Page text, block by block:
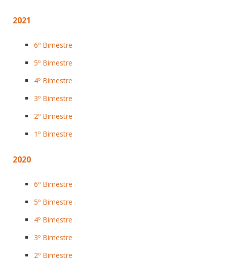
2021
6º Bimestre
5º Bimestre
4º Bimestre
3º Bimestre
2º Bimestre
1º Bimestre
2020
6º Bimestre
5º Bimestre
4º Bimestre
3º Bimestre
2º Bimestre